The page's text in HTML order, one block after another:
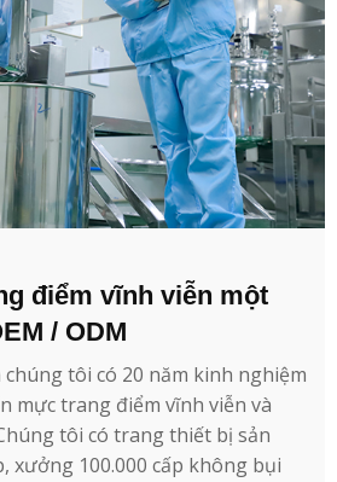
điểm vĩnh viễn một
/ ODM
chúng tôi có 20 năm kinh nghiệm
mực trang điểm vĩnh viễn và
tôi có trang thiết bị sản
xưởng 100.000 cấp không bụi